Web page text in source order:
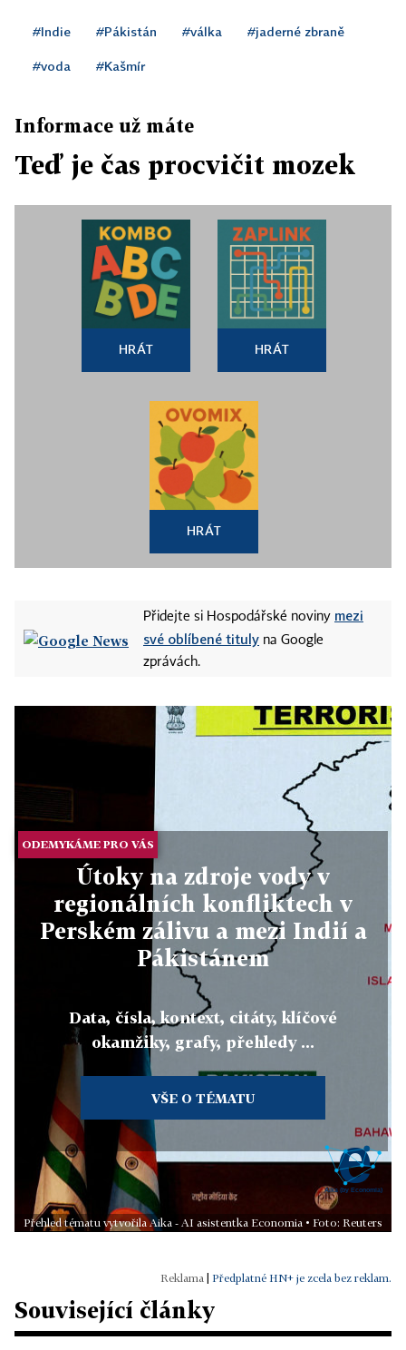
#Indie #Pákistán #válka #jaderné zbraně
#voda #Kašmír
Informace už máte
Teď je čas procvičit mozek
HRÁT HRÁT
HRÁT
Přidejte si Hospodářské noviny mezi
své oblíbené tituly na Google
zprávách.
ODEMYKÁME PRO VÁS
Útoky na zdroje vody v
regionálních konfliktech v
Perském zálivu a mezi Indií a
Pákistánem
Data, čísla, kontext, citáty, klíčové
okamžiky, grafy, přehledy ...
VŠE O TÉMATU
Přehled tématu vytvořila Aika - AI asistentka Economia • Foto: Reuters
| Předplatné HN+ je zcela bez reklam.
Související články